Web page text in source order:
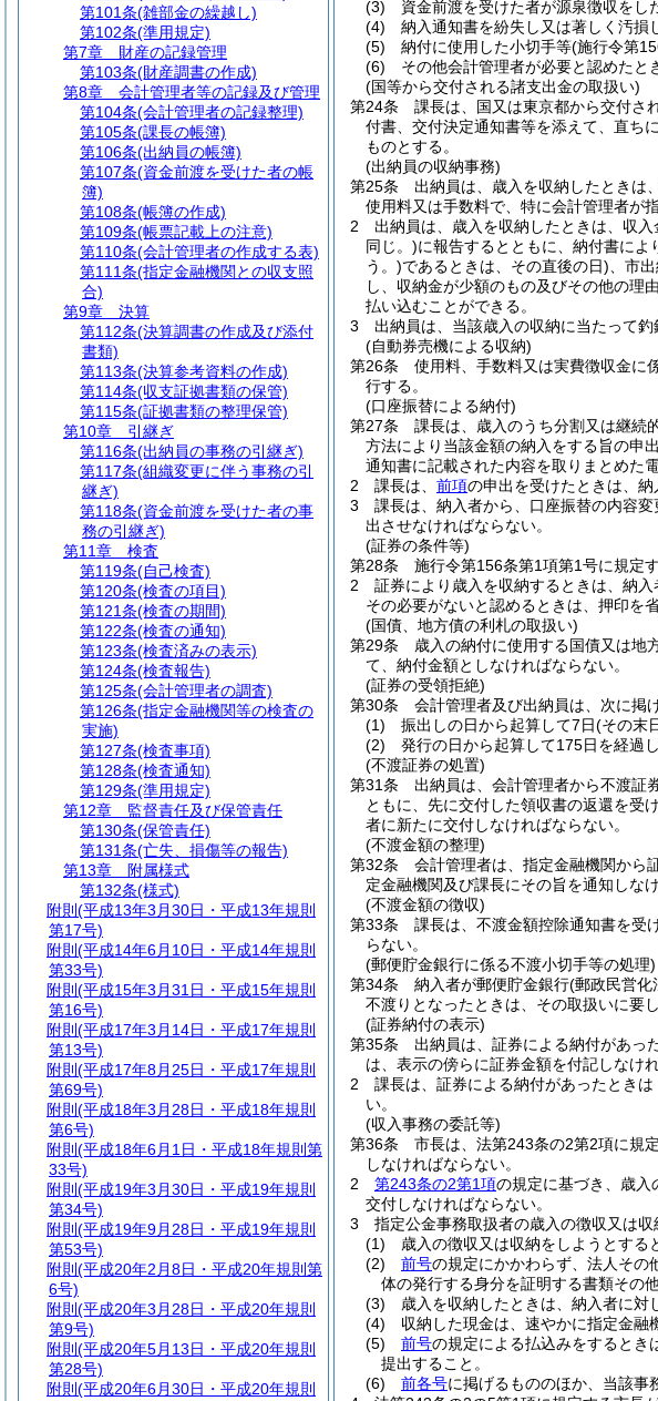
(3)
資金前渡を受けた者が源泉徴収をし
(4)
納入通知書を紛失し又は著しく汚損
(5)
納付に使用した小切手等(施行令第
(6)
その他会計管理者が必要と認めたと
(国等から交付される諸支出金の取扱い)
第24条
課長は、国又は東京都から交付さ
付書、交付決定通知書等を添えて、直ち
ものとする。
(出納員の収納事務)
第25条
出納員は、歳入を収納したときは
使用料又は手数料で、特に会計管理者が
2
出納員は、歳入を収納したときは、収
同じ。)に報告するとともに、納付書によ
う。)であるときは、その直後の日) 、市
し、収納金が少額のもの及びその他の理
払い込むことができる。
3
出納員は、当該歳入の収納に当たって
(自動券売機による収納)
第26条
使用料、手数料又は実費徴収金に
行する。
(口座振替による納付)
第27条
課長は、歳入のうち分割又は継続
方法により当該金額の納入をする旨の申
通知書に記載された内容を取りまとめた
2
課長は、 前項の申出を受けたときは、
3
課長は、納入者から、口座振替の内容
出させなければならない。
(証券の条件等)
第28条
施行令第156条第1項第1号に規定
2
証券により歳入を収納するときは、納
その必要がないと認めるときは、押印を
(国債、地方債の利札の取扱い)
第29条
歳入の納付に使用する国債又は地
て、納付金額としなければならない。
(証券の受領拒絶)
第30条
会計管理者及び出納員は、次に掲
(1)
振出しの日から起算して7日(その末
(2)
発行の日から起算して175日を経過
(不渡証券の処置)
第31条
出納員は、会計管理者から不渡証
ともに、先に交付した領収書の返還を受
者に新たに交付しなければならない。
(不渡金額の整理)
第32条
会計管理者は、指定金融機関から
定金融機関及び課長にその旨を通知しな
(不渡金額の徴収)
第33条
課長は、不渡金額控除通知書を受
らない。
(郵便貯金銀行に係る不渡小切手等の処理)
第34条
納入者が郵便貯金銀行(郵政民営化
不渡りとなったときは、その取扱いに要
(証券納付の表示)
第35条
出納員は、証券による納付があっ
は、表示の傍らに証券金額を付記しなけ
2
課長は、証券による納付があったとき
い。
(収入事務の委託等)
第36条
市長は、法第243条の2第2項に規
しなければならない。
2
第243条の2第1項の規定に基づき、歳入
交付しなければならない。
3
指定公金事務取扱者の歳入の徴収又は
(1)
歳入の徴収又は収納をしようとする
(2)
前号の規定にかかわらず、法人その
体の発行する身分を証明する書類その
(3)
歳入を収納したときは、納入者に対
(4)
収納した現金は、速やかに指定金融
(5)
前号の規定による払込みをするとき
提出すること。
(6)
前各号に掲げるもののほか、当該事
第101条(雑部金の繰越し)
第102条(準用規定)
第7章
財産の記録管理
第103条(財産調書の作成)
第8章
会計管理者等の記録及び管理
第104条(会計管理者の記録整理)
第105条(課長の帳簿)
第106条(出納員の帳簿)
第107条(資金前渡を受けた者の帳
簿)
第108条(帳簿の作成)
第109条(帳票記載上の注意)
第110条(会計管理者の作成する表)
第111条(指定金融機関との収支照
合)
第9章
決算
第112条(決算調書の作成及び添付
書類)
第113条(決算参考資料の作成)
第114条(収支証拠書類の保管)
第115条(証拠書類の整理保管)
第10章
引継ぎ
第116条(出納員の事務の引継ぎ)
第117条(組織変更に伴う事務の引
継ぎ)
第118条(資金前渡を受けた者の事
務の引継ぎ)
第11章
検査
第119条(自己検査)
第120条(検査の項目)
第121条(検査の期間)
第122条(検査の通知)
第123条(検査済みの表示)
第124条(検査報告)
第125条(会計管理者の調査)
第126条(指定金融機関等の検査の
実施)
第127条(検査事項)
第128条(検査通知)
第129条(準用規定)
第12章
監督責任及び保管責任
第130条(保管責任)
第131条(亡失、損傷等の報告)
第13章
附属様式
第132条(様式)
附則 (平成13年3月30日・平成13年規則
第17号)
附則 (平成14年6月10日・平成14年規則
第33号)
附則 (平成15年3月31日・平成15年規則
第16号)
附則 (平成17年3月14日・平成17年規則
第13号)
附則 (平成17年8月25日・平成17年規則
第69号)
附則 (平成18年3月28日・平成18年規則
第6号)
附則 (平成18年6月1日・平成18年規則第
33号)
附則 (平成19年3月30日・平成19年規則
第34号)
附則 (平成19年9月28日・平成19年規則
第53号)
附則 (平成20年2月8日・平成20年規則第
6号)
附則 (平成20年3月28日・平成20年規則
第9号)
附則 (平成20年5月13日・平成20年規則
第28号)
附則 (平成20年6月30日・平成20年規則